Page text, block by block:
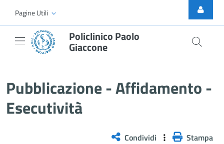
Skip to Main Content
Pagine Utili
Policlinico Paolo
Giaccone
Pubblicazione - Affidamento -
Esecutività
Condividi Stampa